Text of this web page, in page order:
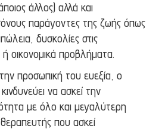
άλλος) αλλά και
παράγοντες της ζωής όπως
δυσκολίες στις
ή οικονομικά προβλήματα.
προσωπική του ευεξία, ο
να ασκεί την
με όλο και μεγαλύτερη
που ασκεί